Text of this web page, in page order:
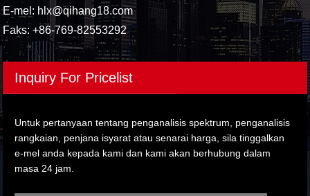
E-mel: hlx@qihang18.com
Faks: +86-769-82553292
Inquiry For Pricelist
Untuk pertanyaan tentang penganalisis spektrum, penganalisis
rangkaian, penjana isyarat atau senarai harga, sila tinggalkan
e-mel anda kepada kami dan kami akan berhubung dalam
masa 24 jam.